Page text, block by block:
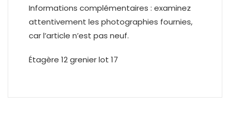
Informations complémentaires : examinez
attentivement les photographies fournies,
car l’article n’est pas neuf.
Étagère 12 grenier lot 17